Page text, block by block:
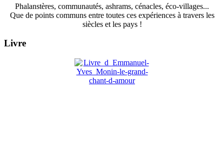
Phalanstères, communautés, ashrams, cénacles, éco-villages...
Que de points communs entre toutes ces expériences à travers les
siècles et les pays !
Livre